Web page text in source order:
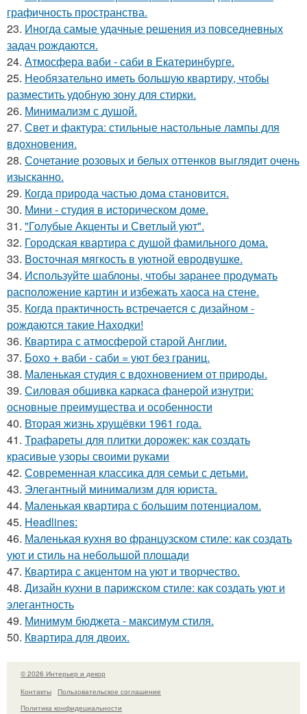
графичность пространства.
23. Иногда самые удачные решения из повседневных
задач рождаются.
24. Атмосфера ваби - саби в Екатеринбурге.
25. Необязательно иметь большую квартиру, чтобы
разместить удобную зону для стирки.
26. Минимализм с душой.
27. Свет и фактура: стильные настольные лампы для
вдохновения.
28. Сочетание розовых и белых оттенков выглядит очень
изысканно.
29. Когда природа частью дома становится.
30. Мини - студия в историческом доме.
31. "Голубые Акценты и Светлый уют".
32. Городская квартира с душой фамильного дома.
33. Восточная мягкость в уютной евродвушке.
34. Используйте шаблоны, чтобы заранее продумать
расположение картин и избежать хаоса на стене.
35. Когда практичность встречается с дизайном -
рождаются такие Находки!
36. Квартира с атмосферой старой Англии.
37. Бохо + ваби - саби = уют без границ.
38. Маленькая студия с вдохновением от природы.
39. Силовая обшивка каркаса фанерой изнутри:
основные преимущества и особенности
40. Вторая жизнь хрущёвки 1961 года.
41. Трафареты для плитки дорожек: как создать
красивые узоры своими руками
42. Современная классика для семьи с детьми.
43. Элегантный минимализм для юриста.
44. Маленькая квартира с большим потенциалом.
45. Headlines:
46. Маленькая кухня во французском стиле: как создать
уют и стиль на небольшой площади
47. Квартира с акцентом на уют и творчество.
48. Дизайн кухни в парижском стиле: как создать уют и
элегантность
49. Минимум бюджета - максимум стиля.
50. Квартира для двоих.
© 2026 Интерьер и декор
Контакты
Пользовательское соглашение
Политика конфидециальности